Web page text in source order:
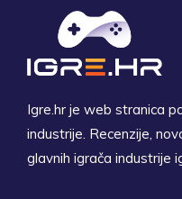
Igre.hr je web stranica
industrije. Recenzije,
glavnih igrača industrije